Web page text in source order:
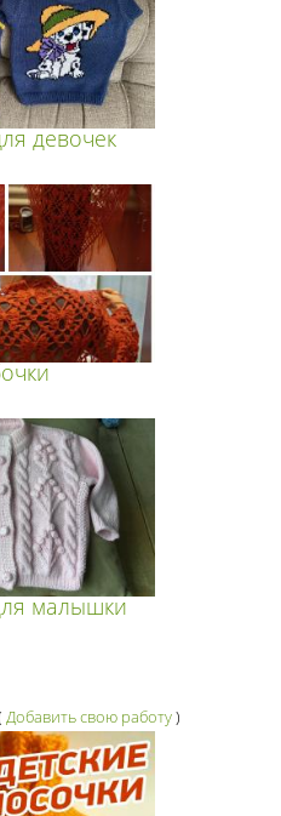
девочек
малышки
Добавить свою работу)